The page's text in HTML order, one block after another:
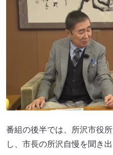
番組の後半では、所沢市役
し、市長の所沢自慢を聞き出